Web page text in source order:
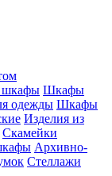
шкафы Шкафы
одежды Шкафы
Изделия из
Скамейки
Архивно-
Стеллажи